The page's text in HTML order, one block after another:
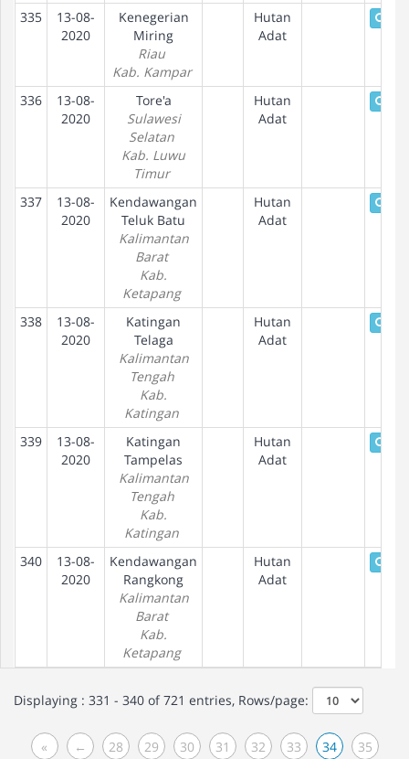
335
13-08-
2020
Kenegerian
Miring
Riau
Kab. Kampar
Hutan
Adat
336
13-08-
2020
Tore'a
Sulawesi
Selatan
Kab. Luwu
Timur
Hutan
Adat
337
13-08-
2020
Kendawangan
Teluk Batu
Kalimantan
Barat
Kab.
Ketapang
Hutan
Adat
338
13-08-
2020
Katingan
Telaga
Kalimantan
Tengah
Kab.
Katingan
Hutan
Adat
339
13-08-
2020
Katingan
Tampelas
Kalimantan
Tengah
Kab.
Katingan
Hutan
Adat
340
13-08-
2020
Kendawangan
Rangkong
Kalimantan
Barat
Kab.
Ketapang
Hutan
Adat
Displaying : 331 - 340 of 721 entries, Rows/page:
« ← 28 29 30 31 32 33 34 35